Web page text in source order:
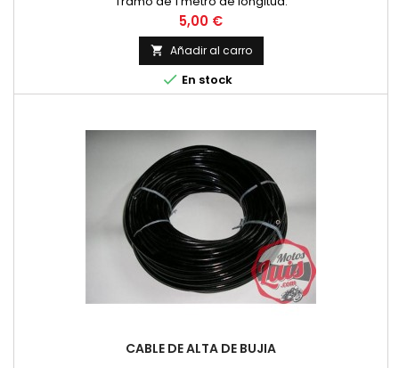
Precio
5,00 €
 Añadir al carro
 En stock
CABLE DE ALTA DE BUJIA